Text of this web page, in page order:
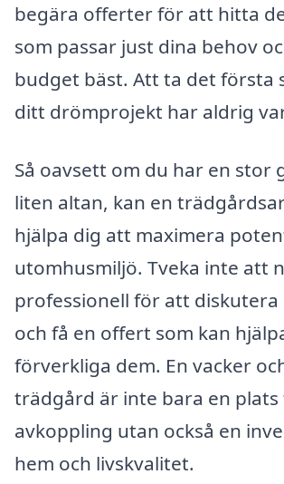
begära offerter för att hitta
som passar just dina behov
budget bäst. Att ta det första
ditt drömprojekt har aldrig
Så oavsett om du har en stor
liten altan, kan en
hjälpa dig att maximera
utomhusmiljö. Tveka inte att
professionell för att diskutera
och få en offert som kan
förverkliga dem. En vacker
trädgård är inte bara en
avkoppling utan också en
hem och livskvalitet.